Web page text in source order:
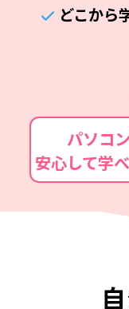
どこから
パソコ
安心して学